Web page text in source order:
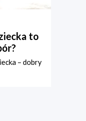
to
– dobry